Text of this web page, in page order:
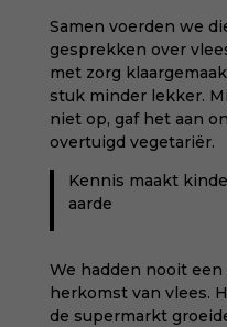
Samen voerden we
gesprekken over
met zorg
stuk minder lekker.
niet op, gaf het aan
overtuigd vegetariër.
Kennis maakt
aarde
We hadden nooit
herkomst van vlees.
de supermarkt